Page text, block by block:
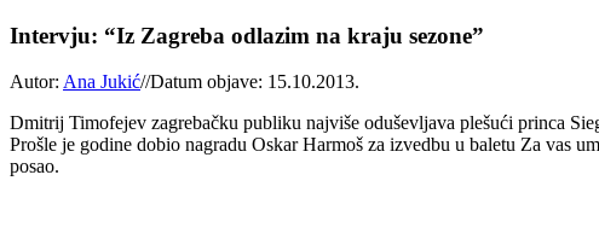
Intervju: “Iz Zagreba odlazim na kraju sezone”
Autor: Ana Jukić//Datum objave: 15.10.2013.
Dmitrij Timofejev zagrebačku publiku najviše oduševljava plešući princa
Prošle je godine dobio nagradu Oskar Harmoš za izvedbu u baletu Za vas
posao.